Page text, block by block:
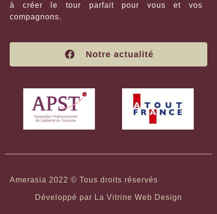
à créer le tour parfait pour vous et vos
compagnons.
Notre actualité
Amerasia 2022 © Tous droits réservés
Développé par La Vitrine Web Design